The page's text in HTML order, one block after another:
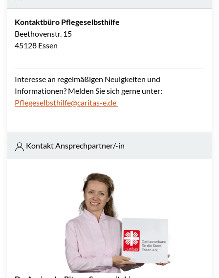
Kontaktbüro Pflegeselbsthilfe
Beethovenstr. 15
45128 Essen
Interesse an regelmäßigen Neuigkeiten und
Informationen? Melden Sie sich gerne unter:
Pflegeselbsthilfe@caritas-e.de
Kontakt Ansprechpartner/-in